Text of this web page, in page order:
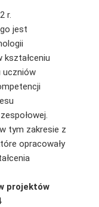
r.
jest
uczniów
tym zakresie z
opracowały
projektów